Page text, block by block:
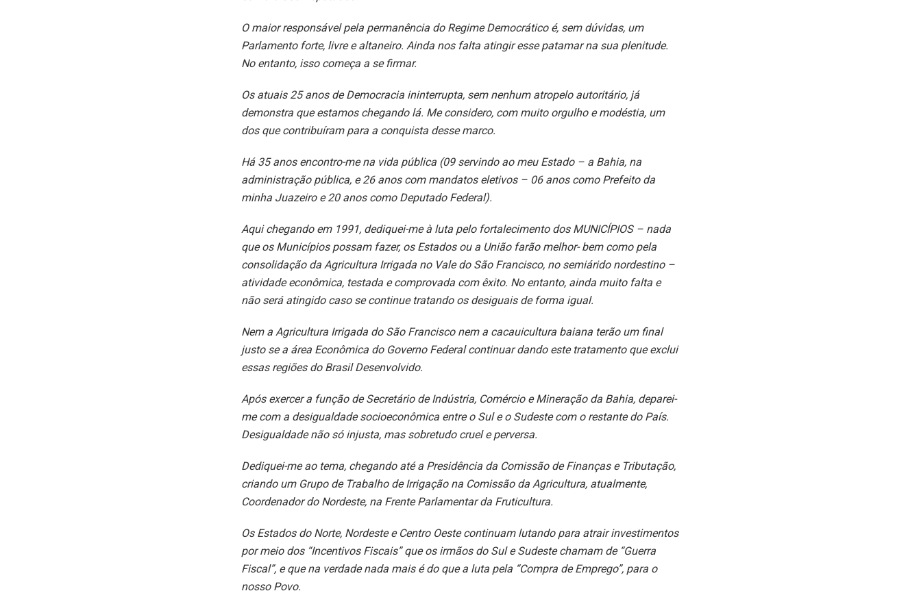
O maior responsável pela permanência do Regime Democrático é, sem dúvidas, um
Parlamento forte, livre e altaneiro. Ainda nos falta atingir esse patamar na sua plenitude.
No entanto, isso começa a se firmar.
Os atuais 25 anos de Democracia ininterrupta, sem nenhum atropelo autoritário, já
demonstra que estamos chegando lá. Me considero, com muito orgulho e modéstia, um
dos que contribuíram para a conquista desse marco.
Há 35 anos encontro-me na vida pública (09 servindo ao meu Estado – a Bahia, na
administração pública, e 26 anos com mandatos eletivos – 06 anos como Prefeito da
minha Juazeiro e 20 anos como Deputado Federal).
Aqui chegando em 1991, dediquei-me à luta pelo fortalecimento dos MUNICÍPIOS – nada
que os Municípios possam fazer, os Estados ou a União farão melhor- bem como pela
consolidação da Agricultura Irrigada no Vale do São Francisco, no semiárido nordestino –
atividade econômica, testada e comprovada com êxito. No entanto, ainda muito falta e
não será atingido caso se continue tratando os desiguais de forma igual.
Nem a Agricultura Irrigada do São Francisco nem a cacauicultura baiana terão um final
justo se a área Econômica do Governo Federal continuar dando este tratamento que exclui
essas regiões do Brasil Desenvolvido.
Após exercer a função de Secretário de Indústria, Comércio e Mineração da Bahia, deparei-
me com a desigualdade socioeconômica entre o Sul e o Sudeste com o restante do País.
Desigualdade não só injusta, mas sobretudo cruel e perversa.
Dediquei-me ao tema, chegando até a Presidência da Comissão de Finanças e Tributação,
criando um Grupo de Trabalho de Irrigação na Comissão da Agricultura, atualmente,
Coordenador do Nordeste, na Frente Parlamentar da Fruticultura.
Os Estados do Norte, Nordeste e Centro Oeste continuam lutando para atrair investimentos
por meio dos “Incentivos Fiscais” que os irmãos do Sul e Sudeste chamam de “Guerra
Fiscal”, e que na verdade nada mais é do que a luta pela “Compra de Emprego”, para o
nosso Povo.